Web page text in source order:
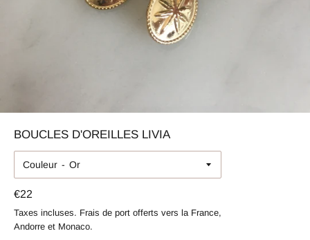
BOUCLES D'OREILLES LIVIA
Couleur
Prix
régulier
€22
Taxes incluses. Frais de port offerts vers la France,
Andorre et Monaco.